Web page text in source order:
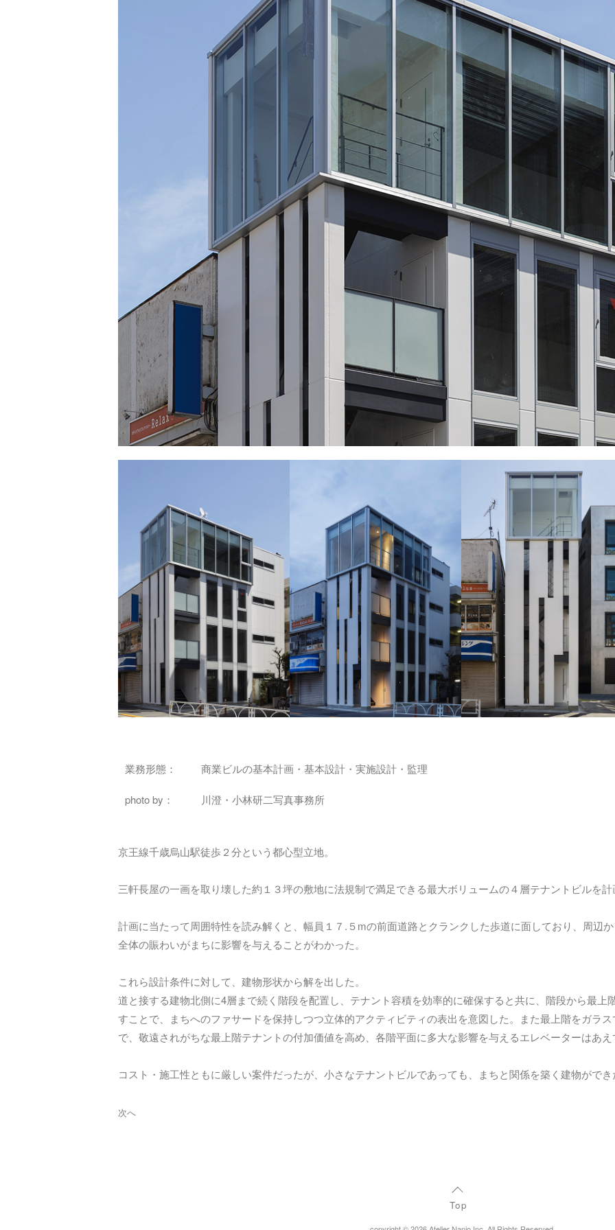
業務形態： 商業ビルの基本計画・基本設計・実施設計・監理
photo by： 川澄・小林研二写真事務所
京王線千歳烏山駅徒歩２分という都心型立地。
三軒長屋の一画を取り壊した約１３坪の敷地に法規制で満足できる最大ボリュームの４層テナントビルを
計画に当たって周囲特性を読み解くと、幅員１７.５mの前面道路とクランクした歩道に面しており、周辺
全体の賑わいがまちに影響を与えることがわかった。
これら設計条件に対して、建物形状から解を出した。
道と接する建物北側に4層まで続く階段を配置し、テナント容積を効率的に確保すると共に、階段から最上
すことで、まちへのファサードを保持しつつ立体的アクティビティの表出を意図した。また最上階をガラ
で、敬遠されがちな最上階テナントの付加価値を高め、各階平面に多大な影響を与えるエレベーターはあ
コスト・施工性ともに厳しい案件だったが、小さなテナントビルであっても、まちと関係を築く建物がで
次へ
Top